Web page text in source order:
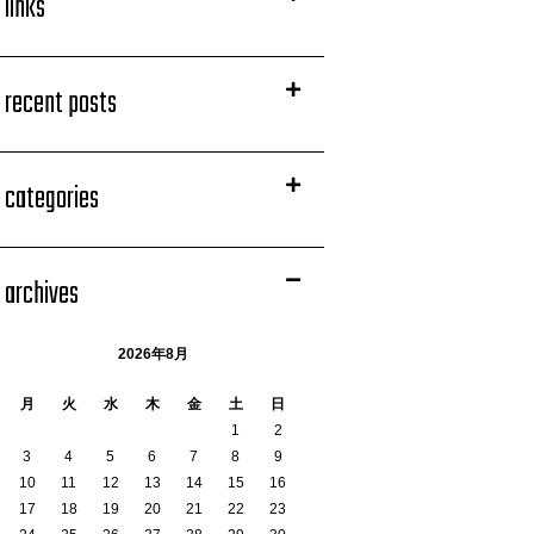
recent posts
categories
archives
2026年8月
月 火 水 木 金 土
日
1
2
3
4 5 6 7 8
9
10
11 12 13 14 15
16
17
18 19 20 21 22
23